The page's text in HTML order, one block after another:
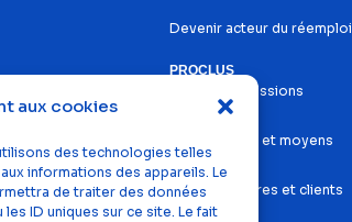
aux cookies
des technologies telles
informations des appareils. Le
de traiter des données
ID uniques sur ce site. Le fait
Devenir acteur du réemploi
PROCLUS
Histoire et missions
Nos services et moyens
Nos partenaires et clients